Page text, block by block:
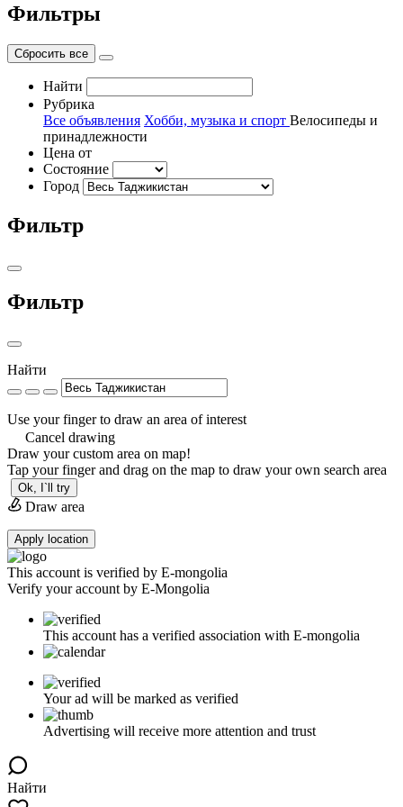
Фильтры
Сбросить все
Найти
Рубрика
Все объявления Хобби, музыка и спорт Велосипеды и
принадлежности
Цена от
Состояние
Город
Фильтр
Фильтр
Найти
Use your finger to draw an area of interest
Cancel drawing
Draw your custom area on map!
Tap your finger and drag on the map to draw your own search area
Ok, I`ll try
Draw area
Apply location
This account is verified by E-mongolia
Verify your account by E-Mongolia
This account has a verified association with E-mongolia
Your ad will be marked as verified
Advertising will receive more attention and trust
Найти